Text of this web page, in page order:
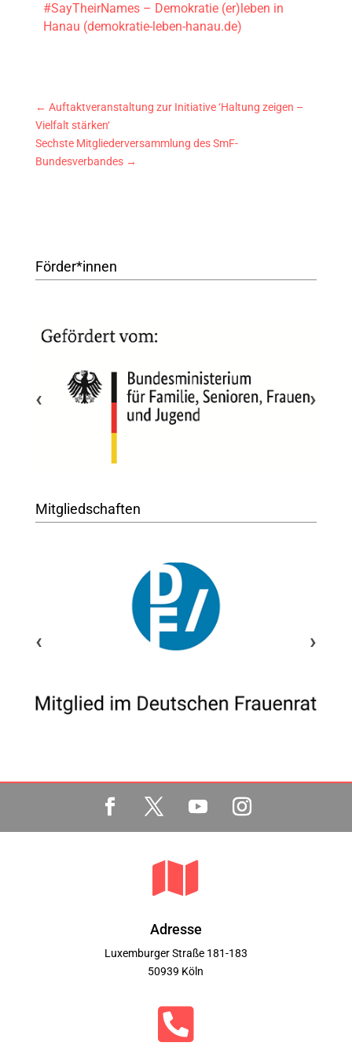
#SayTheirNames – Demokratie (er)leben in
Hanau (demokratie-leben-hanau.de)
← Auftaktveranstaltung zur Initiative ‘Haltung zeigen –
Vielfalt stärken‘
Sechste Mitgliederversammlung des SmF-
Bundesverbandes→
Förder*innen
‹ ›
Mitgliedschaften
‹ ›

Adresse
Luxemburger Straße 181-183
50939 Köln
